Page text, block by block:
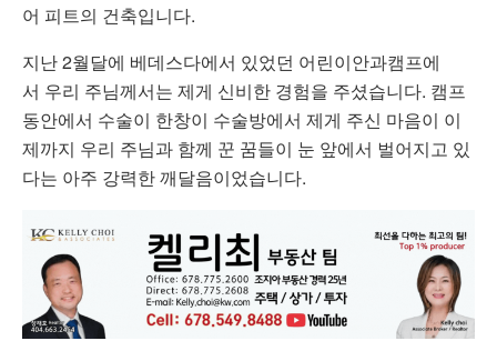
어 피트의 건축입니다.
지난 2월달에 베데스다에서 있었던 어린이안과캠프에
서 우리 주님께서는 제게 신비한 경험을 주셨습니다. 캠프
동안에서 수술이 한창이 수술방에서 제게 주신 마음이 이
제까지 우리 주님과 함께 꾼 꿈들이 눈 앞에서 벌어지고 있
다는 아주 강력한 깨달음이었습니다.